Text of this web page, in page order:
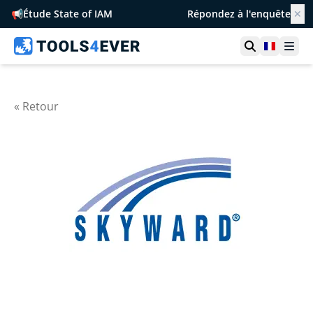
📢Étude State of IAM Répondez à l'enquête ✕
Ouvrir la
France
« Retour